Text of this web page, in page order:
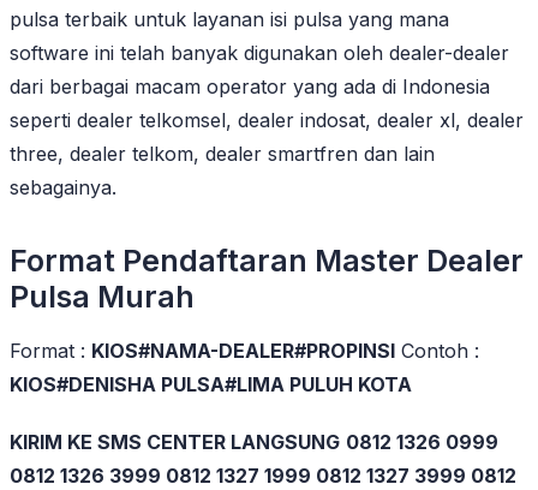
pulsa terbaik untuk layanan isi pulsa yang mana
software ini telah banyak digunakan oleh dealer-dealer
dari berbagai macam operator yang ada di Indonesia
seperti dealer telkomsel, dealer indosat, dealer xl, dealer
three, dealer telkom, dealer smartfren dan lain
sebagainya.
Format Pendaftaran Master Dealer
Pulsa Murah
Format : KIOS#NAMA-DEALER#PROPINSI Contoh :
KIOS#DENISHA PULSA#LIMA PULUH KOTA
KIRIM KE SMS CENTER LANGSUNG 0812 1326 0999
0812 1326 3999 0812 1327 1999 0812 1327 3999 0812